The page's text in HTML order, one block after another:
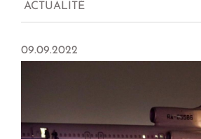
ACTUALITÉ
09.09.2022